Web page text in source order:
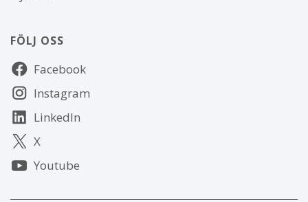
FÖLJ OSS
Följ
oss Facebook
Instagram
LinkedIn
X
Youtube